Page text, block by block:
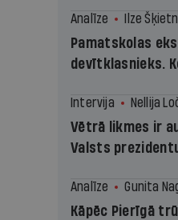
Analīze Ilze
Pamatskolas
devītklasnieks.
Intervija Nellija
Vētrā likmes ir
Valsts
Analīze Gunita
Kāpēc Pierīgā